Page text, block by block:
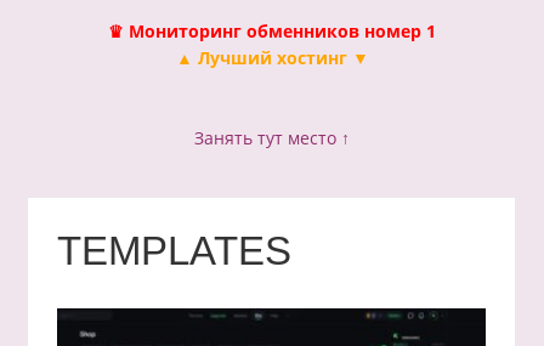
♛ Мониторинг обменников номер 1
▲ Лучший хостинг ▼
Занять тут место ↑
TEMPLATES